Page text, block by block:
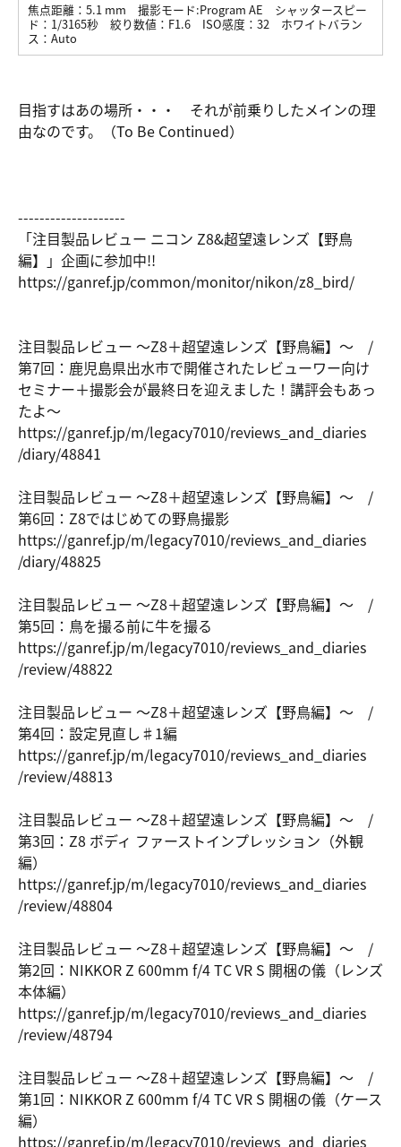
焦点距離： 5.1 mm 撮影モード:Program AE
シャッタースピー
ド： 1/3165秒 絞り数値： F1.6 ISO感度： 32
ホワイトバラン
ス： Auto
目指すはあの場所・・・ それが前乗りしたメインの理
由なのです。（To Be Continued）
--------------------
「注目製品レビュー ニコン Z8&超望遠レンズ【野鳥
編】」企画に参加中!!
https://ganref.jp/common/monitor/nikon/z8_bird/
注目製品レビュー ～Z8＋超望遠レンズ【野鳥編】～ /
第7回：鹿児島県出水市で開催されたレビューワー向け
セミナー＋撮影会が最終日を迎えました！講評会もあっ
たよ～
https://ganref.jp/m/legacy7010/reviews_and_diaries
/diary/48841
注目製品レビュー ～Z8＋超望遠レンズ【野鳥編】～ /
第6回：Z8ではじめての野鳥撮影
https://ganref.jp/m/legacy7010/reviews_and_diaries
/diary/48825
注目製品レビュー ～Z8＋超望遠レンズ【野鳥編】～ /
第5回：鳥を撮る前に牛を撮る
https://ganref.jp/m/legacy7010/reviews_and_diaries
/review/48822
注目製品レビュー ～Z8＋超望遠レンズ【野鳥編】～ /
第4回：設定見直し♯1編
https://ganref.jp/m/legacy7010/reviews_and_diaries
/review/48813
注目製品レビュー ～Z8＋超望遠レンズ【野鳥編】～ /
第3回：Z8 ボディ ファーストインプレッション（外観
編）
https://ganref.jp/m/legacy7010/reviews_and_diaries
/review/48804
注目製品レビュー ～Z8＋超望遠レンズ【野鳥編】～ /
第2回：NIKKOR Z 600mm f/4 TC VR S 開梱の儀（レンズ
本体編）
https://ganref.jp/m/legacy7010/reviews_and_diaries
/review/48794
注目製品レビュー ～Z8＋超望遠レンズ【野鳥編】～ /
第1回：NIKKOR Z 600mm f/4 TC VR S 開梱の儀（ケース
編）
https://ganref.jp/m/legacy7010/reviews_and_diaries